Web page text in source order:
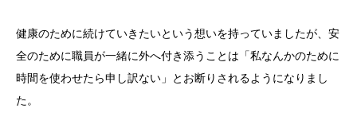
健康のために続けていきたいという想いを持っていましたが、安
全のために職員が一緒に外へ付き添うことは「私なんかのために
時間を使わせたら申し訳ない」とお断りされるようになりまし
た。